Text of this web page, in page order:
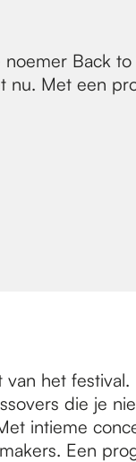
Back
Met een
het
die je
intieme
Een